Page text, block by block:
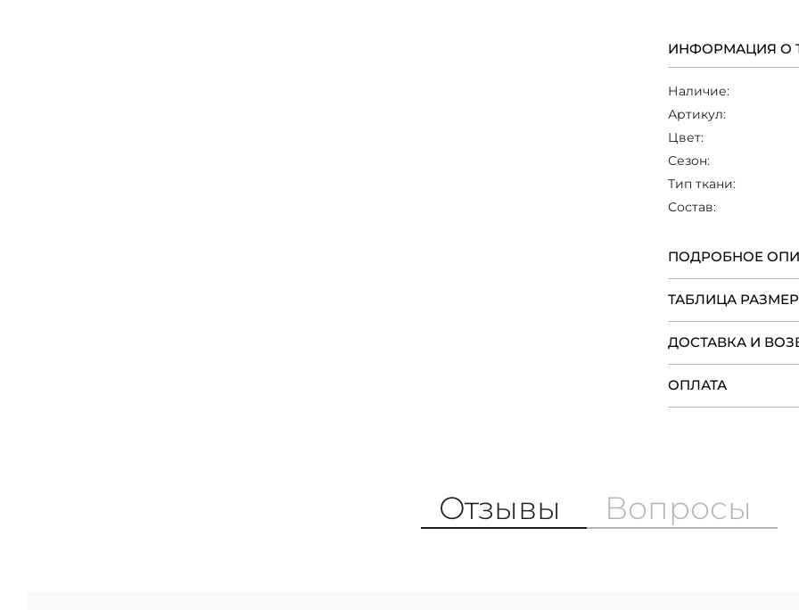
приталенный
изюминки в образ.
и приятной на
обеспечивает
свободных и
подчеркивает
3/4 длины на
офисной работе.
ИНФОРМАЦИЯ О
Наличие:
Артикул:
Цвет:
Сезон:
Тип ткани:
Состав:
ПОДРОБНОЕ
ТАБЛИЦА
ДОСТАВКА И
ОПЛАТА
Отзывы Вопросы